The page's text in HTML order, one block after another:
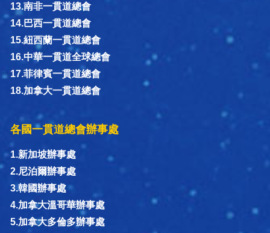
13.南非一貫道總會
14.巴西一貫道總會
15.紐西蘭一貫道總會
16.中華一貫道全球總會
17.菲律賓一貫道總會
18.加拿大一貫道總會
各國一貫道總會辦事處
1.新加坡辦事處
2.尼泊爾辦事處
3.韓國辦事處
4.加拿大溫哥華辦事處
5.加拿大多倫多辦事處